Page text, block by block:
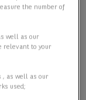
the number of
well as our
relevant to your
, as well as our
used;